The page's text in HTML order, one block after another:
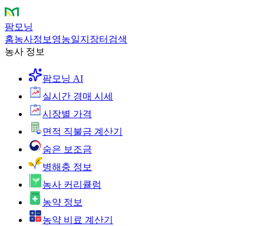
팜모닝
홈농사정보 영농일지 장터 검색
농사 정보
팜모닝 AI
실시간 경매 시세
시장별 가격
면적 직불금 계산기
숨은 보조금
병해충 정보
농사 커리큘럼
농약 정보
농약 비료 계산기